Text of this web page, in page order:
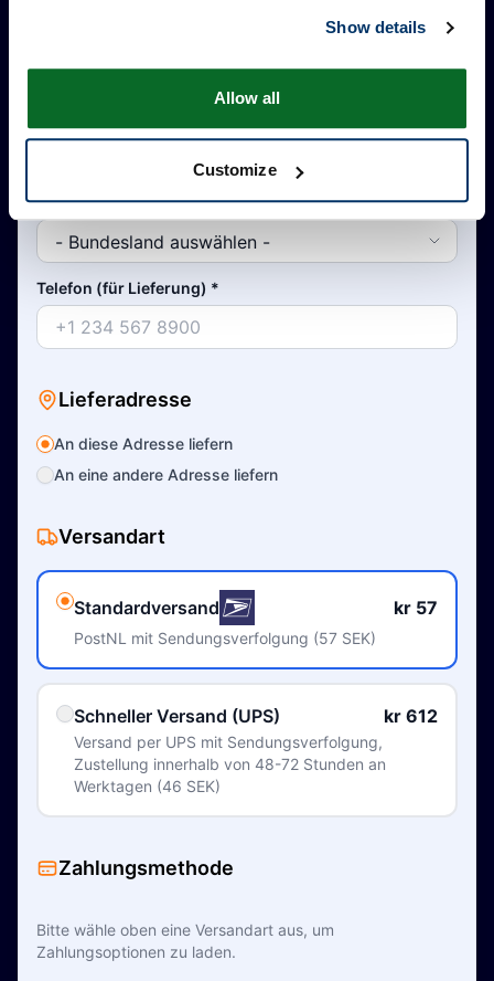
Show details
Allow all
Customize
Bundesland*
Telefon (für Lieferung) *
Lieferadresse
An diese Adresse liefern
An eine andere Adresse liefern
Versandart
Standardversand kr 57
PostNL mit Sendungsverfolgung (57 SEK)
Schneller Versand (UPS) kr 612
Versand per UPS mit Sendungsverfolgung,
Zustellung innerhalb von 48-72 Stunden an
Werktagen (46 SEK)
Zahlungsmethode
Bitte wähle oben eine Versandart aus, um
Zahlungsoptionen zu laden.